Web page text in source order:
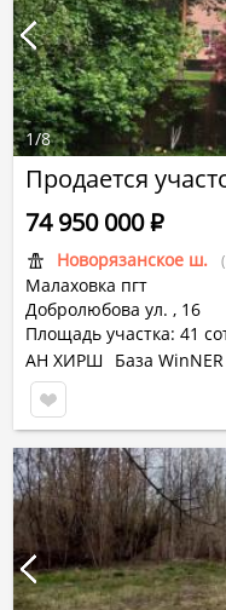
Продается
Новорязанское ш.
Малаховка пгт
Добролюбова ул. , 16
Площадь участка: 41
74 950 000Р
АН ХИРШ
База WinNER
1/8